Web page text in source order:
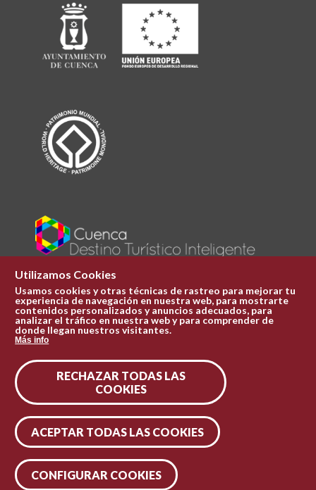
Plaza Mayor 1
969 241 051
ofi.turismo@cuenca.es
Síguenos en las redes
Utilizamos Cookies
Usamos cookies y otras técnicas de rastreo para mejorar tu
experiencia de navegación en nuestra web, para mostrarte
contenidos personalizados y anuncios adecuados, para
analizar el tráfico en nuestra web y para comprender de
donde llegan nuestros visitantes.
Más info
RECHAZAR TODAS LAS
COOKIES
ACEPTAR TODAS LAS COOKIES
CONFIGURAR COOKIES